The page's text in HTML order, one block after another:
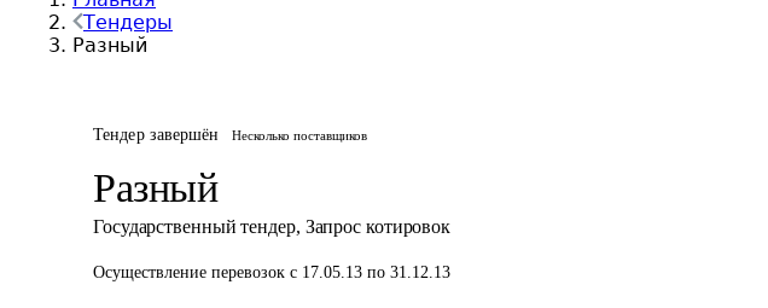
Тендеры
Разный
Тендер завершён Несколько поставщиков
Разный
Государственный тендер, Запрос котировок
Осуществление перевозок с 17.05.13 по 31.12.13